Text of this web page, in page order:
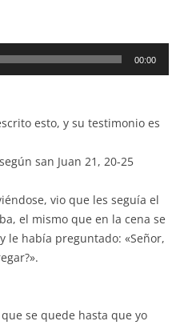
00:00
esto, y su testimonio es
san Juan 21, 20-25
vio que les seguía el
el mismo que en la cena se
le había preguntado: «Señor,
se quede hasta que yo